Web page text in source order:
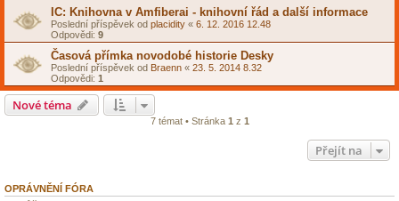
IC: Knihovna v Amfiberai - knihovní řád a další informace
Poslední příspěvek od placidity « 6. 12. 2016 12.48
Odpovědi: 9
Časová přímka novodobé historie Desky
Poslední příspěvek od Braenn « 23. 5. 2014 8.32
Odpovědi: 1
Nové téma
7 témat • Stránka 1 z 1
Přejít na
OPRÁVNĚNÍ FÓRA